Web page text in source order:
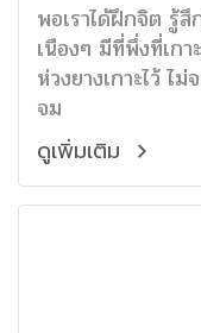
พอเราได้ฝึกจิต รู้
เนืองๆ มีที่พึ่งที่เก
ห่วงยางเกาะไว้ ไ
จม
ดูเพิ่มเติม